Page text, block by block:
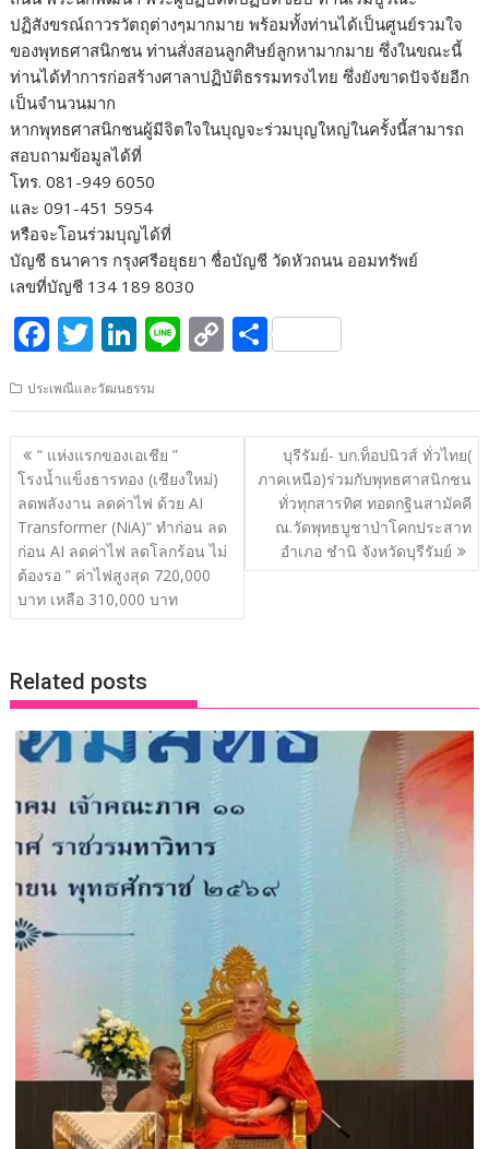
ปฏิสังขรณ์ถาวรวัตถุต่างๆมากมาย พร้อมทั้งท่านได้เป็นศูนย์รวมใจ
ของพุทธศาสนิกชน ท่านสั่งสอนลูกศิษย์ลูกหามากมาย ซึ่งในขณะนี้
ท่านได้ทำการก่อสร้างศาลาปฏิบัติธรรมทรงไทย ซึ่งยังขาดปัจจัยอีก
เป็นจำนวนมาก
หากพุทธศาสนิกชนผู้มีจิตใจในบุญจะร่วมบุญใหญ่ในครั้งนี้สามารถ
สอบถามข้อมูลได้ที่
โทร. 081-949 6050
และ 091-451 5954
หรือจะโอนร่วมบุญได้ที่
บัญชี ธนาคาร กรุงศรีอยุธยา ชื่อบัญชี วัดหัวถนน ออมทรัพย์
เลขที่บัญชี 134 189 8030
F
ac
e
b
o
o
k
T
itt
er
Li
k
e
dI
n
Li
e
C
p
y
k
S
ar
e
ประเพณีและวัฒนธรรม
แนะแนว
เรื่อง
“ แห่งแรกของเอเชีย ”
โรงน้ำแข็งธารทอง (เชียงใหม่)
ลดพลังงาน ลดค่าไฟ ด้วย AI
Transformer (NiA)“ ทำก่อน ลด
ก่อน AI ลดค่าไฟ ลดโลกร้อน ไม่
ต้องรอ ” ค่าไฟสูงสุด 720,000
บาท เหลือ 310,000 บาท
บุรีรัมย์- บก.ท็อปนิวส์ ทั่วไทย(
ภาคเหนือ)ร่วมกับพุทธศาสนิกชน
ทั่วทุกสารทิศ ทอดกฐินสามัคคี
ณ.วัดพุทธบูชาป่าโคกประสาท
อำเภอ ชำนิ จังหวัดบุรีรัมย์
Related posts